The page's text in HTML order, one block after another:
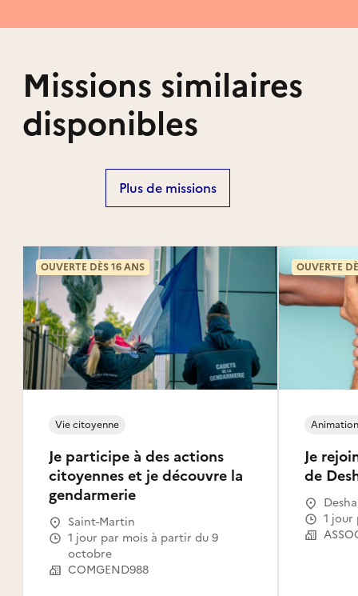
Missions similaires
disponibles
Plus de missions
Je participe à des actions
citoyennes et je découvre la
gendarmerie
Vie citoyenne
Saint-Martin
1 jour par mois à partir du 9
octobre
COMGEND988
OUVERTE DÈS 16 ANS
Je
de
1
OUVERTE